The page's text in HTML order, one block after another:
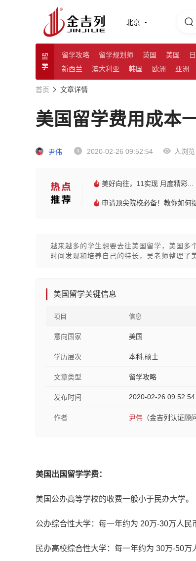
北京
留
学
留学攻略 留学规划师 英国 美国
新西兰
澳大利亚 韩国 欧洲 亚洲
首页 文章详情
美国留学费用成本
尹伟 2020-02-26 09:52:54 人浏览
美好向往，11实现 月度精彩...
申请顶尖院校必备！教你如何
越来越多的学生想要去往美国留学，美国多
时间发现和培养自己的特长，吴老师整理了
美国留学关键信息
项目 信息
意向国家 美国
学历层次 本科,硕士
文章类型 留学攻略
发布时间 2020-02-26 09:52:54
作者 尹伟 （金吉列认证顾
美国出国留学学费：
美国公办高等学校的收费一般小于民办大学。
公办综合性大学：每一年约为 20万-30万人民
民办高校综合性大学：每一年约为 30万-50万